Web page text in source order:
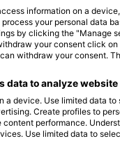
PURE
Jalan Ped-
information on a
your personal data
by clicking the "Manage
your consent click
withdraw your consent.
data to analyze
a device. Use limited data
Create profiles to
performance.
Use limited data to